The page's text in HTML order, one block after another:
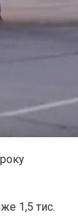
1,5 тис.